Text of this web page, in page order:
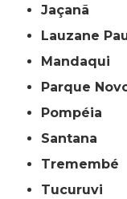
Jaçanã
Lauzane
Mandaqui
Parque
Pompéia
Santana
Tremembé
Tucuruvi